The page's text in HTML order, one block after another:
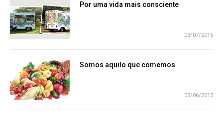
Por uma vida mais consciente
03/07/2015
Somos aquilo que comemos
03/06/2015